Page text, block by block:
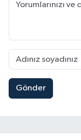
Gönder